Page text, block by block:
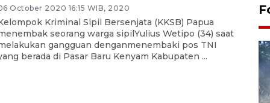
October 2020 16:15 WIB, 2020
Kriminal Sipil Bersenjata (KKSB) Papua
seorang warga sipilYulius Wetipo (34) saat
gangguan denganmenembaki pos TNI
berada di Pasar Baru Kenyam Kabupaten ...